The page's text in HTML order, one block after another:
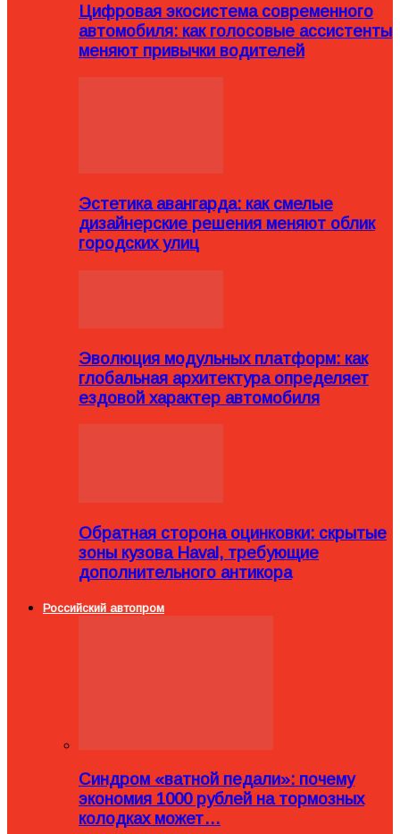
Цифровая экосистема современного
автомобиля: как голосовые ассистенты
меняют привычки водителей
Эстетика авангарда: как смелые
дизайнерские решения меняют облик
городских улиц
Эволюция модульных платформ: как
глобальная архитектура определяет
ездовой характер автомобиля
Обратная сторона оцинковки: скрытые
зоны кузова Haval, требующие
дополнительного антикора
Российский автопром
Синдром «ватной педали»: почему
экономия 1000 рублей на тормозных
колодках может…